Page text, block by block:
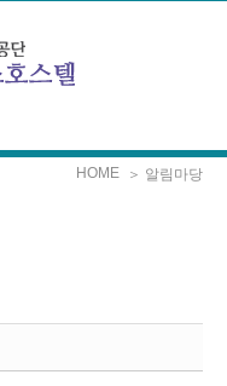
HOME ＞ 알림마당